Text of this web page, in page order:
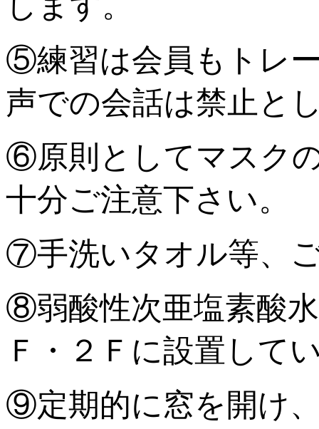
⑤練習は会員もトレ
声での会話は禁止と
⑥原則としてマスク
十分ご注意下さい。
⑦手洗いタオル等、
⑧弱酸性次亜塩素酸
Ｆ・２Ｆに設置して
⑨定期的に窓を開け